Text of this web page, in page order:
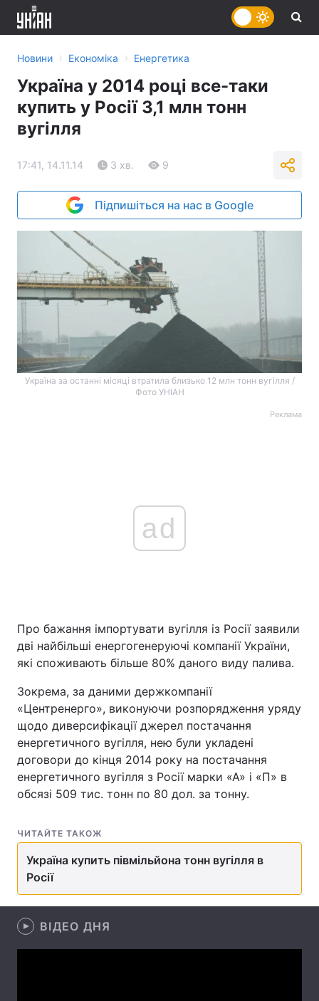
Головна Війна
Україна Політика
Економіка Світ
Спорт Наука
Зброя Інциденти
Цікавинки
Екологія Регіони
Новини › Економіка › Енергетика
Україна у 2014 році все-таки
купить у Росії 3,1 млн тонн
вугілля
17:41, 14.11.14 3 хв. 9
Підпишіться на нас в Google
Україна за останні місяці втратила близько 12 млн тонн вугілля /
Фото УНІАН
Реклама
ad
Про бажання імпортувати вугілля із Росії заявили
дві найбільші енергогенеруючі компанії України,
які споживають більше 80% даного виду палива.
Зокрема, за даними держкомпанії
«Центренерго», виконуючи розпорядження уряду
щодо диверсифікації джерел постачання
енергетичного вугілля, нею були укладені
договори до кінця 2014 року на постачання
енергетичного вугілля з Росії марки «А» і «П» в
обсязі 509 тис. тонн по 80 дол. за тонну.
ЧИТАЙТЕ ТАКОЖ
Україна купить півмільйона тонн вугілля в
Росії
ВІДЕО ДНЯ